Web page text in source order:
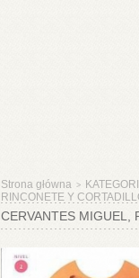
Strona główna >
RINCONETE Y
CERVANTES MIGUEL,